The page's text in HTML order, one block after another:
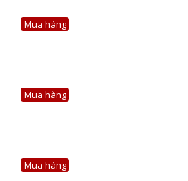
Mua hàng
Mua hàng
Mua hàng